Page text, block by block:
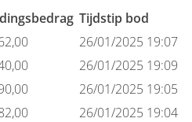
Tijdstip bod
26/01/2025 19:07
26/01/2025 19:09
26/01/2025 19:05
26/01/2025 19:04